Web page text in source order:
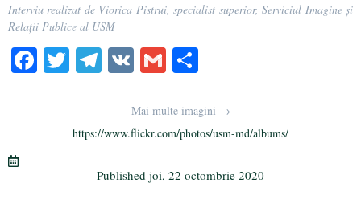
Interviu realizat de Viorica Pistrui, specialist superior, Serviciul Imagine și
Relații Publice al USM
Fa T
r
Te
a
m
V G
ailaj
ea
ză
Mai multe imagini →
https://www.flickr.com/photos/usm-md/albums/
Published joi, 22 octombrie 2020